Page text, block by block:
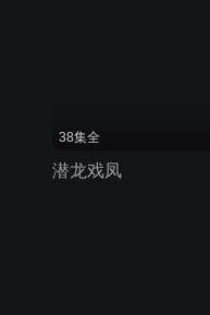
38集全
潜龙戏凤